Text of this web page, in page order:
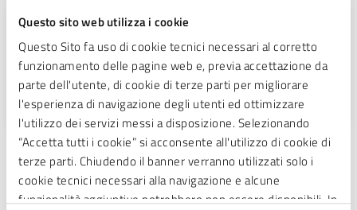
Questo sito web utilizza i cookie
Questo Sito fa uso di cookie tecnici necessari al corretto
funzionamento delle pagine web e, previa accettazione da
parte dell'utente, di cookie di terze parti per migliorare
l'esperienza di navigazione degli utenti ed ottimizzare
l'utilizzo dei servizi messi a disposizione. Selezionando
“Accetta tutti i cookie” si acconsente all'utilizzo di cookie di
terze parti. Chiudendo il banner verranno utilizzati solo i
cookie tecnici necessari alla navigazione e alcune
funzionalità aggiuntive potrebbero non essere disponibili. In
Stato civile – Polizia mortuaria
L’ufficio di Stato civile dà attuazione ai principi generali
sul servizio dello stato civile.
TUTTA L'AMMINISTRAZIONE